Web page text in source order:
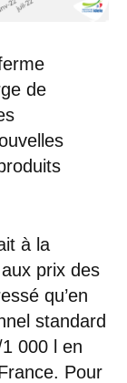
de
à la
prix des
qu’en
standard
000 l en
Pour